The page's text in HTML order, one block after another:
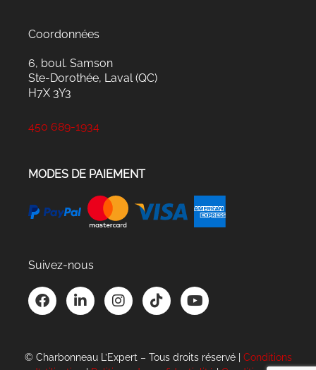
Coordonnées
6, boul. Samson
Ste-Dorothée, Laval (QC)
H7X 3Y3
450 689-1934
MODES DE PAIEMENT
Suivez-nous
F
a
b
o
L
i
d
I
n
g
T
i
k
Y
o
b
© Charbonneau L’Expert – Tous droits réservé | Conditions